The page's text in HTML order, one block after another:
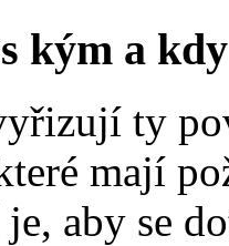
kým a
ty
mají
aby se